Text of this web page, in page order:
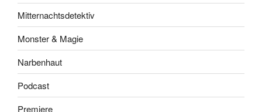
Mitternachtsdetektiv
Monster & Magie
Narbenhaut
Podcast
Premiere